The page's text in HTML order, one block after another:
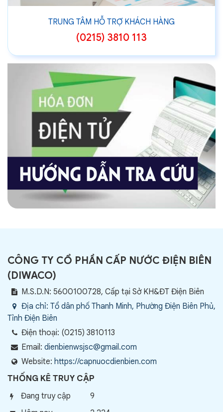
TRUNG TÂM HỖ TRỢ KHÁCH HÀNG
(0215) 3810 113
CÔNG TY CỔ PHẦN CẤP NƯỚC ĐIỆN BIÊN
(DIWACO)
M.S.D.N: 5600100728, Cấp tại Sở KH&ĐT Điện Biên
Địa chỉ: Tổ dân phố Thanh Minh, Phường Điện Biên Phủ,
Tỉnh Điện Biên
Điện thoại: (0215) 3810113
Email: dienbienwsjsc@gmail.com
Website: https://capnuocdienbien.com
THỐNG KÊ TRUY CẬP
Đang truy cập
9